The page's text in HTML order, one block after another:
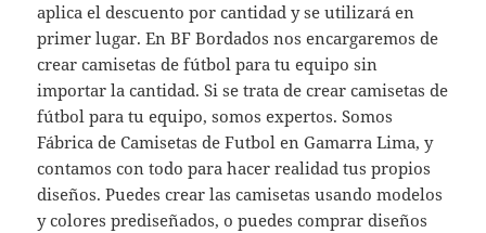
aplica el descuento por cantidad y se utilizará en
primer lugar. En BF Bordados nos encargaremos de
crear camisetas de fútbol para tu equipo sin
importar la cantidad. Si se trata de crear camisetas de
fútbol para tu equipo, somos expertos. Somos
Fábrica de Camisetas de Futbol en Gamarra Lima, y
contamos con todo para hacer realidad tus propios
diseños. Puedes crear las camisetas usando modelos
y colores prediseñados, o puedes comprar diseños